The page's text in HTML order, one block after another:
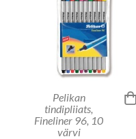
Pelikan
tindipliiats,
Fineliner 96, 10
värvi